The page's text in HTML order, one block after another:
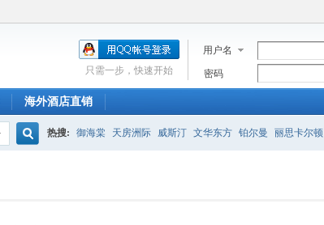
用户名
密码
只需一步，快速开始
海外酒店直销
热搜: 御海棠 天房洲际 威斯汀 文华东方 铂尔曼 丽思卡尔顿